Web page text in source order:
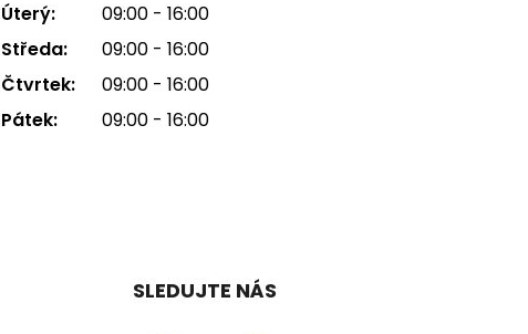
Úterý:
09:00 - 16:00
Středa:
09:00 - 16:00
Čtvrtek:
09:00 - 16:00
Pátek:
09:00 - 16:00
SLEDUJTE NÁS